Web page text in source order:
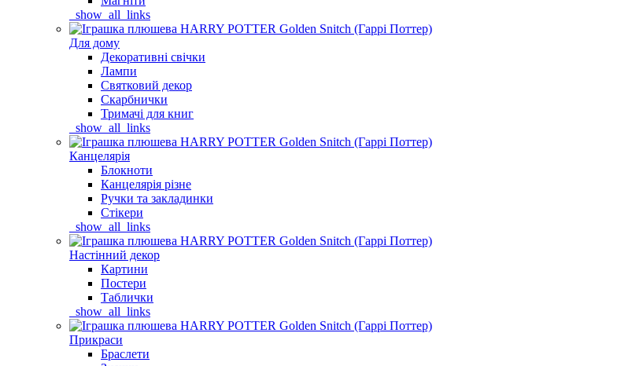
_show_all_links
Для дому
Декоративні свічки
Лампи
Святковий декор
Скарбнички
Тримачі для книг
_show_all_links
Канцелярія
Блокноти
Канцелярія різне
Ручки та закладинки
Стікери
_show_all_links
Настінний декор
Картини
Постери
Таблички
_show_all_links
Прикраси
Браслети